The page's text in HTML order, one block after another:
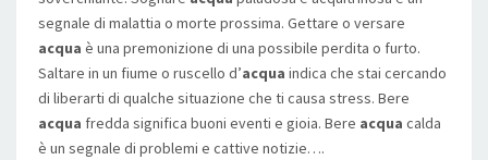
segnale di malattia o morte prossima. Gettare o versare
acqua è una premonizione di una possibile perdita o furto.
Saltare in un fiume o ruscello d’acqua indica che stai cercando
di liberarti di qualche situazione che ti causa stress. Bere
acqua fredda significa buoni eventi e gioia. Bere acqua calda
è un segnale di problemi e cattive notizie….